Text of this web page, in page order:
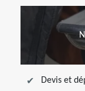
Devis et